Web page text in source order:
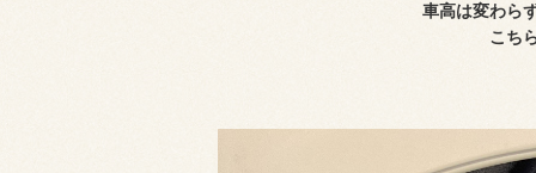
車高は変わら
こち